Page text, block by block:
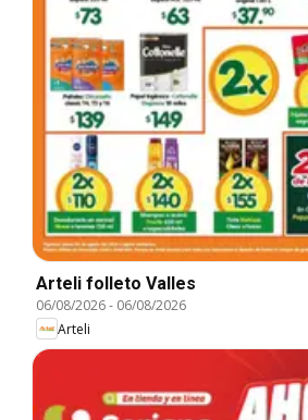
Arteli folleto Valles
06/08/2026- 06/08/2026
Arteli